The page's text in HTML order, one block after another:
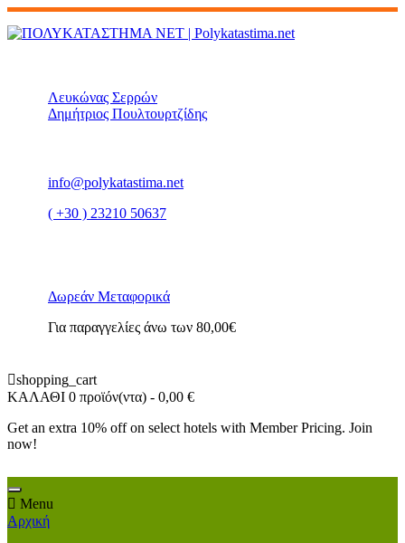
Λευκώνας Σερρών
Δημήτριος Πουλτουρτζίδης
info@polykatastima.net
( +30 ) 23210 50637
Δωρεάν Μεταφορικά
Για παραγγελίες άνω των 80,00€
shopping_cart
ΚΑΛΑΘΙ 0 προϊόν(ντα) - 0,00 €
Get an extra 10% off on select hotels with Member Pricing. Join
now!
Menu
Αρχική